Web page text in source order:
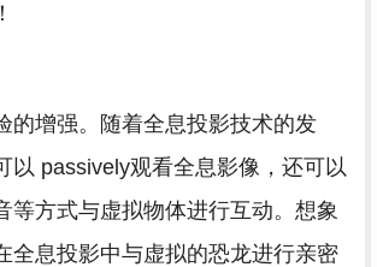
的增强。随着全息投影技术的发
以 passively观看全息影像，还可以
等方式与虚拟物体进行互动。想象
全息投影中与虚拟的恐龙进行亲密